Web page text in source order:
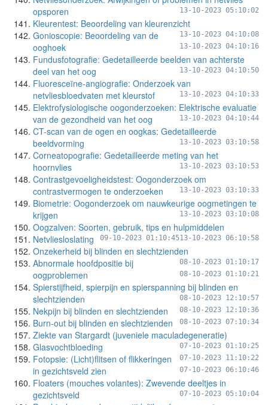
opsporen
13-10-2023 05:10:02
Kleurentest: Beoordeling van kleurenzicht
13-10-2023 04:10:08
Gonioscopie: Beoordeling van de
ooghoek
13-10-2023 04:10:16
Fundusfotografie: Gedetailleerde beelden van achterste
deel van het oog
13-10-2023 04:10:50
Fluoresceïne-angiografie: Onderzoek van
netvliesbloedvaten met kleurstof
13-10-2023 04:10:33
Elektrofysiologische oogonderzoeken: Elektrische evaluatie
van de gezondheid van het oog
13-10-2023 04:10:44
CT-scan van de ogen en oogkas: Gedetailleerde
beeldvorming
13-10-2023 03:10:58
Corneatopografie: Gedetailleerde meting van het
hoornvlies
13-10-2023 03:10:53
Contrastgevoeligheidstest: Oogonderzoek om
contrastvermogen te onderzoeken
13-10-2023 03:10:33
Biometrie: Oogonderzoek om nauwkeurige oogmetingen te
krijgen
13-10-2023 03:10:08
Oogzalven: Soorten, gebruik, tips en hulpmiddelen
13-10-2023 06:10:58
Netvliesloslating 09-10-2023 01:10:45
Onzekerheid bij blinden en slechtzienden
08-10-2023 01:10:17
Abnormale hoofdpositie bij
oogproblemen
08-10-2023 01:10:21
Spierstijfheid, spierpijn en spierspanning bij blinden en
slechtzienden
08-10-2023 12:10:57
Nekpijn bij blinden en slechtzienden 08-10-2023 12:10:36
Burn-out bij blinden en slechtzienden 08-10-2023 07:10:34
Ziekte van Stargardt (juveniele maculadegeneratie)
07-10-2023 01:10:25
Glasvochtbloeding
07-10-2023 11:10:22
Fotopsie: (Licht)flitsen of flikkeringen
in gezichtsveld zien
07-10-2023 06:10:46
Floaters (mouches volantes): Zwevende deeltjes in
gezichtsveld
07-10-2023 05:10:04